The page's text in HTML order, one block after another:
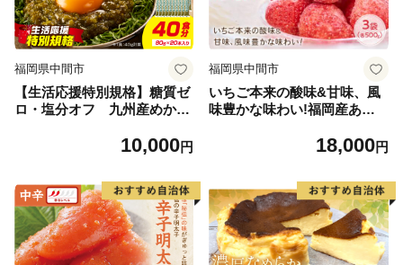
福岡県中間市
【生活応援特別規格】糖質ゼ
ロ・塩分オフ 九州産めかぶ
10,000円
福岡県中間市
いちご本来の酸味&甘味、風
味豊かな味わい!福岡産あま
18,000円